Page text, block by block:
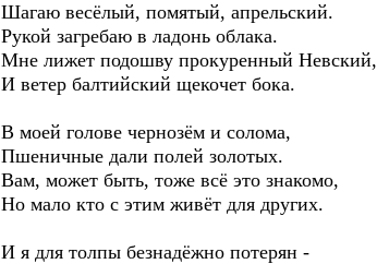
Шагаю весёлый, помятый, апрельский.
Рукой загребаю в ладонь облака.
Мне лижет подошву прокуренный Невский,
И ветер балтийский щекочет бока.
В моей голове чернозём и солома,
Пшеничные дали полей золотых.
Вам, может быть, тоже всё это знакомо,
Но мало кто с этим живёт для других.
И я для толпы безнадёжно потерян -